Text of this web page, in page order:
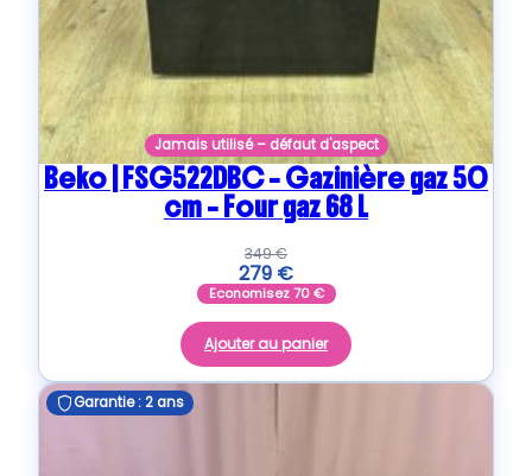
Jamais utilisé – défaut d'aspect
Beko | FSG522DBC – Gazinière gaz 50
cm – Four gaz 68 L
349€
279 €
Economisez70€
Ajouter au panier
Garantie : 2 ans